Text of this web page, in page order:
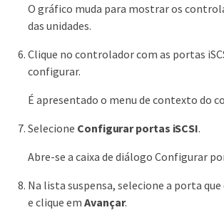
O gráfico muda para mostrar os
das unidades.
Clique no controlador com as portas
configurar.
É apresentado o menu de contexto do
Selecione Configurar portas iSCSI.
Abre-se a caixa de diálogo Configurar
Na lista suspensa, selecione a porta
e clique em Avançar.